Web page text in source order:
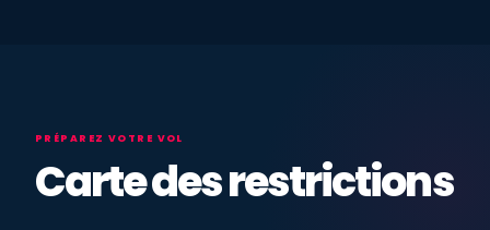
PRÉPAREZ VOTRE VOL
Carte des restrictions